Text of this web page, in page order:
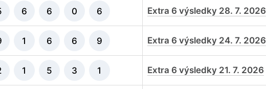
6 6 0 6 Extra 6 výsledky 28. 7. 2026
1 6 6 9 Extra 6 výsledky 24. 7. 2026
1 5 3 1 Extra 6 výsledky 21. 7. 2026